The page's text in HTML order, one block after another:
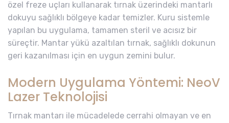
özel freze uçları kullanarak tırnak üzerindeki mantarlı
dokuyu sağlıklı bölgeye kadar temizler. Kuru sistemle
yapılan bu uygulama, tamamen steril ve acısız bir
süreçtir. Mantar yükü azaltılan tırnak, sağlıklı dokunun
geri kazanılması için en uygun zemini bulur.
Modern Uygulama Yöntemi: NeoV
Lazer Teknolojisi
Tırnak mantarı ile mücadelede cerrahi olmayan ve en